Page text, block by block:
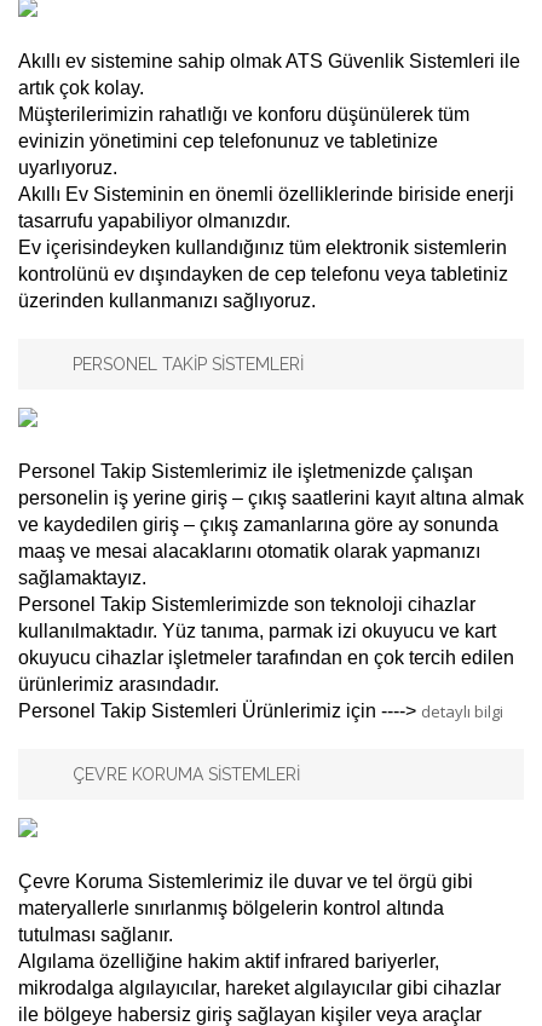
Akıllı ev sistemine sahip olmak ATS Güvenlik Sistemleri ile
artık çok kolay.
Müşterilerimizin rahatlığı ve konforu düşünülerek tüm
evinizin yönetimini cep telefonunuz ve tabletinize
uyarlıyoruz.
Akıllı Ev Sisteminin en önemli özelliklerinde biriside enerji
tasarrufu yapabiliyor olmanızdır.
Ev içerisindeyken kullandığınız tüm elektronik sistemlerin
kontrolünü ev dışındayken de cep telefonu veya tabletiniz
üzerinden kullanmanızı sağlıyoruz.
PERSONEL TAKİP SİSTEMLERİ
Personel Takip Sistemlerimiz ile işletmenizde çalışan
personelin iş yerine giriş – çıkış saatlerini kayıt altına almak
ve kaydedilen giriş – çıkış zamanlarına göre ay sonunda
maaş ve mesai alacaklarını otomatik olarak yapmanızı
sağlamaktayız.
Personel Takip Sistemlerimizde son teknoloji cihazlar
kullanılmaktadır. Yüz tanıma, parmak izi okuyucu ve kart
okuyucu cihazlar işletmeler tarafından en çok tercih edilen
ürünlerimiz arasındadır.
Personel Takip Sistemleri Ürünlerimiz için ----> detaylı bilgi
ÇEVRE KORUMA SİSTEMLERİ
Çevre Koruma Sistemlerimiz ile duvar ve tel örgü gibi
materyallerle sınırlanmış bölgelerin kontrol altında
tutulması sağlanır.
Algılama özelliğine hakim aktif infrared bariyerler,
mikrodalga algılayıcılar, hareket algılayıcılar gibi cihazlar
ile bölgeye habersiz giriş sağlayan kişiler veya araçlar